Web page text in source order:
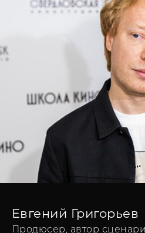
Евгений Григорьев
Продюсер, автор